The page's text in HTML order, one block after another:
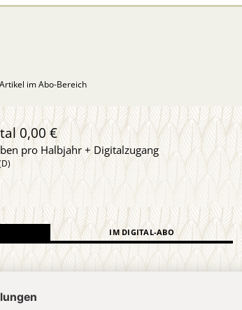
im Abo-Bereich
0,00 €
pro Halbjahr + Digitalzugang
IM DIGITAL-ABO